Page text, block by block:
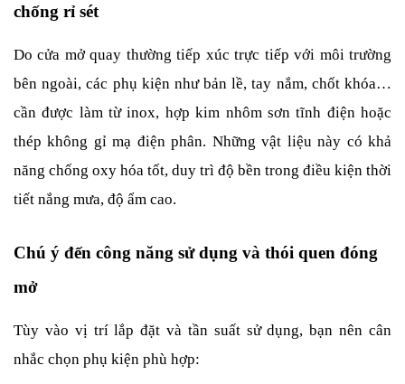
chống rỉ sét
Do cửa mở quay thường tiếp xúc trực tiếp với môi trường
bên ngoài, các phụ kiện như bản lề, tay nắm, chốt khóa…
cần được làm từ inox, hợp kim nhôm sơn tĩnh điện hoặc
thép không gỉ mạ điện phân. Những vật liệu này có khả
năng chống oxy hóa tốt, duy trì độ bền trong điều kiện thời
tiết nắng mưa, độ ẩm cao.
Chú ý đến công năng sử dụng và thói quen đóng
mở
Tùy vào vị trí lắp đặt và tần suất sử dụng, bạn nên cân
nhắc chọn phụ kiện phù hợp: